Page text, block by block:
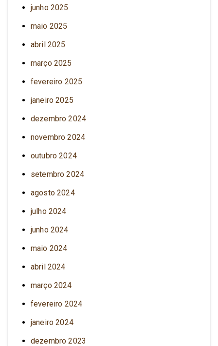
junho 2025
maio 2025
abril 2025
março 2025
fevereiro 2025
janeiro 2025
dezembro 2024
novembro 2024
outubro 2024
setembro 2024
agosto 2024
julho 2024
junho 2024
maio 2024
abril 2024
março 2024
fevereiro 2024
janeiro 2024
dezembro 2023